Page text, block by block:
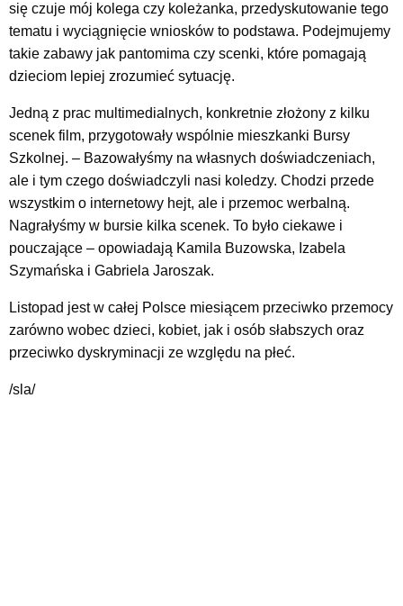
się czuje mój kolega czy koleżanka, przedyskutowanie tego
tematu i wyciągnięcie wniosków to podstawa. Podejmujemy
takie zabawy jak pantomima czy scenki, które pomagają
dzieciom lepiej zrozumieć sytuację.
Jedną z prac multimedialnych, konkretnie złożony z kilku
scenek film, przygotowały wspólnie mieszkanki Bursy
Szkolnej. – Bazowałyśmy na własnych doświadczeniach,
ale i tym czego doświadczyli nasi koledzy. Chodzi przede
wszystkim o internetowy hejt, ale i przemoc werbalną.
Nagrałyśmy w bursie kilka scenek. To było ciekawe i
pouczające – opowiadają Kamila Buzowska, Izabela
Szymańska i Gabriela Jaroszak.
Listopad jest w całej Polsce miesiącem przeciwko przemocy
zarówno wobec dzieci, kobiet, jak i osób słabszych oraz
przeciwko dyskryminacji ze względu na płeć.
/sla/